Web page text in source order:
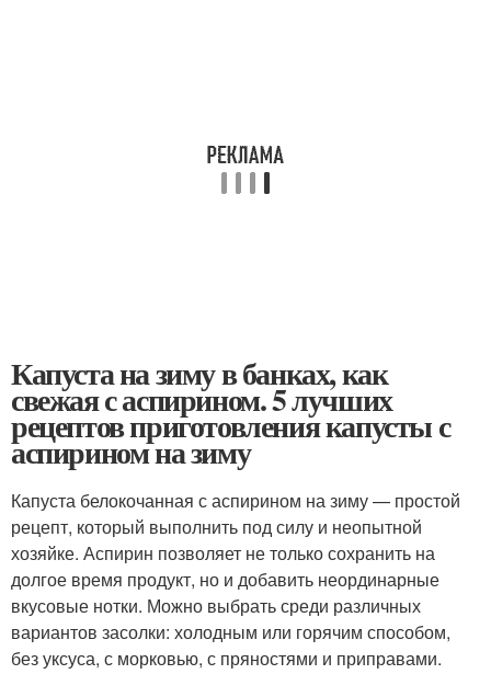
Капуста на зиму в банках, как
свежая с аспирином. 5 лучших
рецептов приготовления капусты с
аспирином на зиму
Капуста белокочанная с аспирином на зиму — простой
рецепт, который выполнить под силу и неопытной
хозяйке. Аспирин позволяет не только сохранить на
долгое время продукт, но и добавить неординарные
вкусовые нотки. Можно выбрать среди различных
вариантов засолки: холодным или горячим способом,
без уксуса, с морковью, с пряностями и приправами.